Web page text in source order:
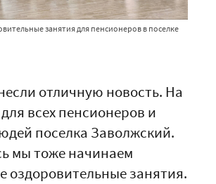
занятия для пенсионеров в поселке
отличную новость. На
всех пенсионеров и
поселка Заволжский.
мы тоже начинаем
оздоровительные занятия.